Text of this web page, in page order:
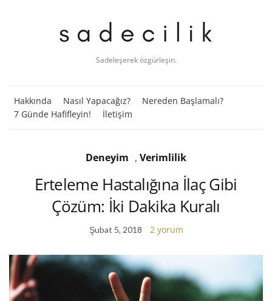
Sadeleşerek özgürleşin.
Hakkında Nasıl Yapacağız?
Nereden Başlamalı?
7 Günde Hafifleyin!
İletişim
Deneyim , Verimlilik
Erteleme Hastalığına İlaç Gibi
Çözüm: İki Dakika Kuralı
Şubat 5, 2018 2 yorum